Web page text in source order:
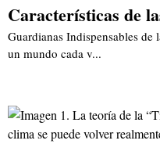
Características de
Guardianas Indispensables
un mundo cada v...